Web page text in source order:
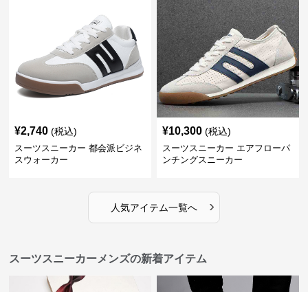
¥2,740 (税込)
スーツスニーカー 都会派ビジネ
スウォーカー
¥10,300 (税込)
スーツスニーカー エアフローパ
ンチングスニーカー
人気アイテム一覧へ ›
スーツスニーカーメンズの新着アイテム